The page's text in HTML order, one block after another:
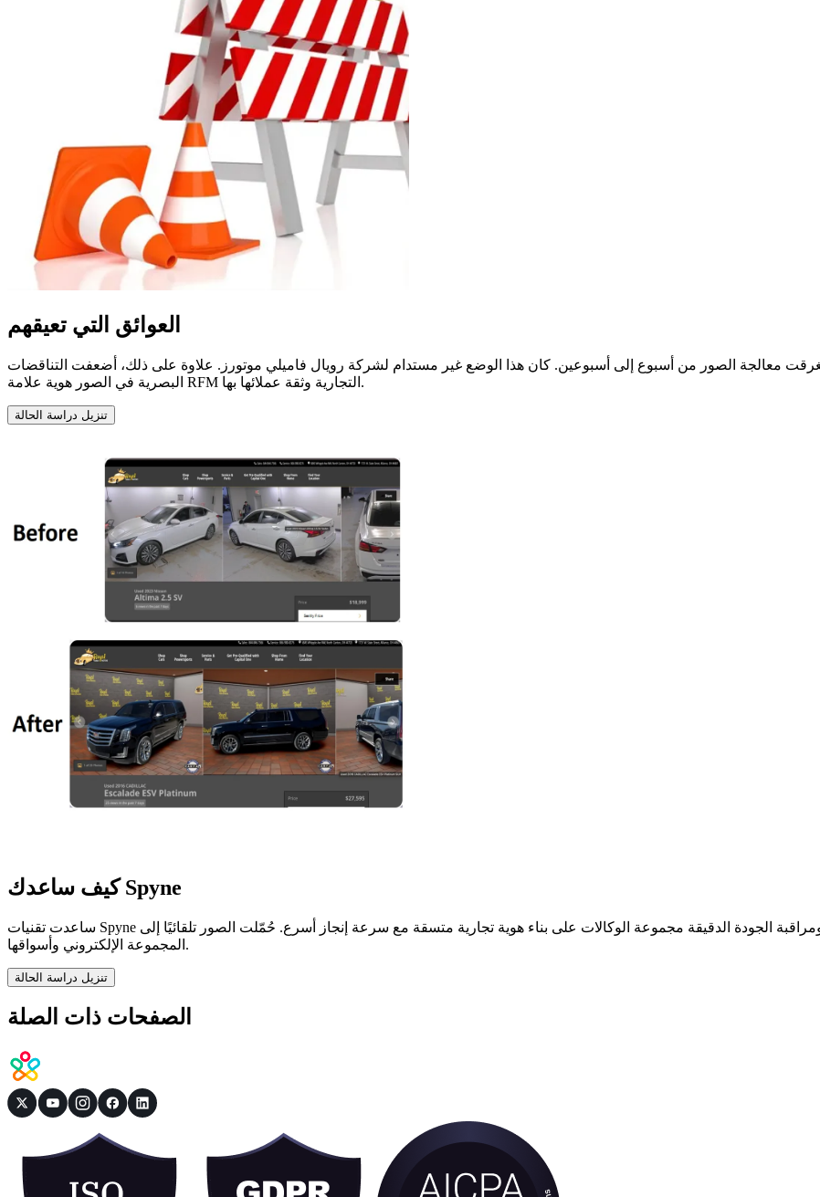
العوائق التي تعيقهم
مركبة حوالي 80 دولارًا أمريكيًا، واستغرقت معالجة الصور من أسبوع إلى أسبوعين. كان هذا الوضع غير مستدام لشركة رويال فاميلي موتورز. علاوة على ذلك، أضعفت التناقضات
البصرية في الصور هوية علامة RFM التجارية وثقة عملائها بها.
تنزيل دراسة الحالة
كيف ساعدك Spyne
ساعدت تقنيات Spyne المُحسّنة بالذكاء الاصطناعي ومراقبة الجودة الدقيقة مجموعة الوكالات على بناء هوية تجارية متسقة مع سرعة إنجاز أسرع. حُمّلت الصور تلقائيًا إلى vAuto، ثم وُزّعت على موقع
المجموعة الإلكتروني وأسواقها.
تنزيل دراسة الحالة
الصفحات ذات الصلة